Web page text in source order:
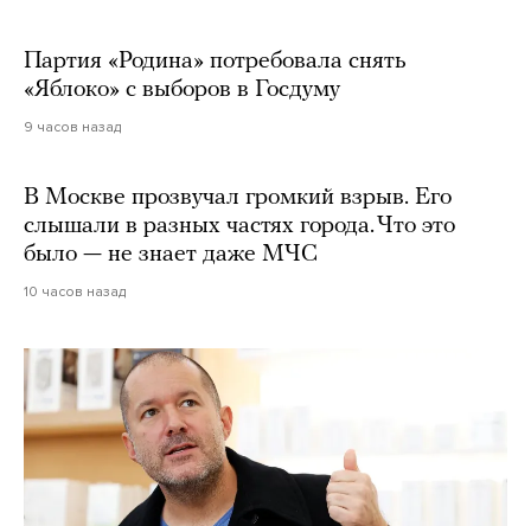
Партия «Родина» потребовала снять
«Яблоко» с выборов в Госдуму
9 часов назад
В Москве прозвучал громкий взрыв. Его
слышали в разных частях города. Что это
было — не знает даже МЧС
10 часов назад